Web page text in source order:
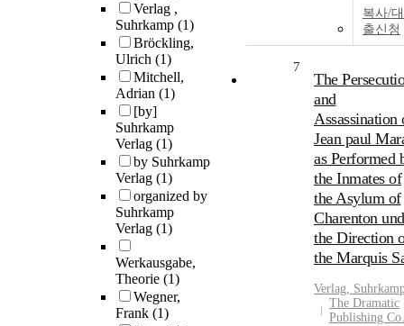
Verlag ,
Suhrkamp (1)
Bröckling,
Ulrich (1)
Mitchell,
Adrian (1)
[by]
Suhrkamp
Verlag (1)
by Suhrkamp
Verlag (1)
organized by
Suhrkamp
Verlag (1)
Werkausgabe,
Theorie (1)
Wegner,
Frank (1)
복사/대
출신청
7
The
and
Assassination
Jean paul
as Performed
the Inmates of
the Asylum of
Charenton
the Direction
the Marquis
Verlag,
The Dramatic
Publishing Co.